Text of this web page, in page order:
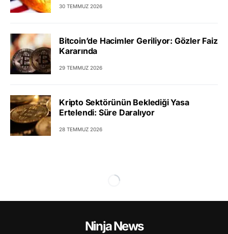
30 TEMMUZ 2026
Bitcoin’de Hacimler Geriliyor: Gözler Faiz
Kararında
29 TEMMUZ 2026
Kripto Sektörünün Beklediği Yasa
Ertelendi: Süre Daralıyor
28 TEMMUZ 2026
Ninja News